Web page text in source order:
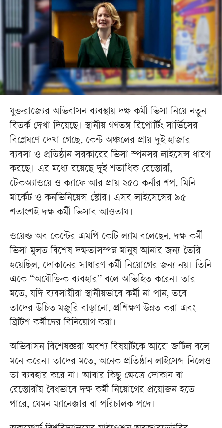
যুক্তরাজ্যের অভিবাসন ব্যবস্থায় দক্ষ কর্মী ভিসা নিয়ে নতুন
বিতর্ক দেখা দিয়েছে। স্থানীয় গণতন্ত্র রিপোর্টিং সার্ভিসের
বিশ্লেষণে দেখা গেছে, কেন্ট অঞ্চলের প্রায় দুই হাজার
ব্যবসা ও প্রতিষ্ঠান সরকারের ভিসা স্পনসর লাইসেন্স ধারণ
করছে। এর মধ্যে রয়েছে দুই শতাধিক রেস্তোরাঁ,
টেকঅ্যাওয়ে ও ক্যাফে আর প্রায় ২৫০ কর্নার শপ, মিনি
মার্কেট ও কনভিনিয়েন্স স্টোর। এসব লাইসেন্সের ৯৫
শতাংশই দক্ষ কর্মী ভিসার আওতায়।
ওয়েল্ড অব কেন্টের এমপি কেটি ল্যাম বলেছেন, দক্ষ কর্মী
ভিসা মূলত বিশেষ দক্ষতাসম্পন্ন মানুষ আনার জন্য তৈরি
হয়েছিল, দোকানের সাধারণ কর্মী নিয়োগের জন্য নয়। তিনি
একে “অযৌক্তিক ব্যবহার” বলে অভিহিত করেন। তার
মতে, যদি ব্যবসায়ীরা স্থানীয়ভাবে কর্মী না পান, তবে
তাদের উচিত মজুরি বাড়ানো, প্রশিক্ষণ উন্নত করা এবং
ব্রিটিশ কর্মীদের বিনিয়োগ করা।
অভিবাসন বিশেষজ্ঞরা অবশ্য বিষয়টিকে আরো জটিল বলে
মনে করেন। তাদের মতে, অনেক প্রতিষ্ঠান লাইসেন্স নিলেও
তা ব্যবহার করে না। আবার কিছু ক্ষেত্রে দোকান বা
রেস্তোরাঁয় বৈধভাবে দক্ষ কর্মী নিয়োগের প্রয়োজন হতে
পারে, যেমন ম্যানেজার বা পরিচালক পদে।